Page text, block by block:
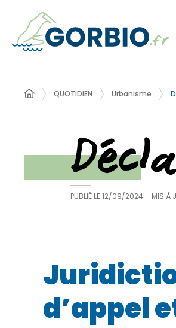
QUOTIDIEN Urbanisme
PUBLIÉ LE12/09/2024 – MIS À
d’appel